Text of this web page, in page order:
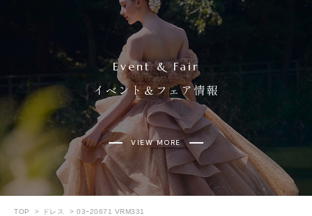
Event & Fair
イベント＆フェア情報
VIEW MORE
TOP ドレス 03ｰ20671 VRM331